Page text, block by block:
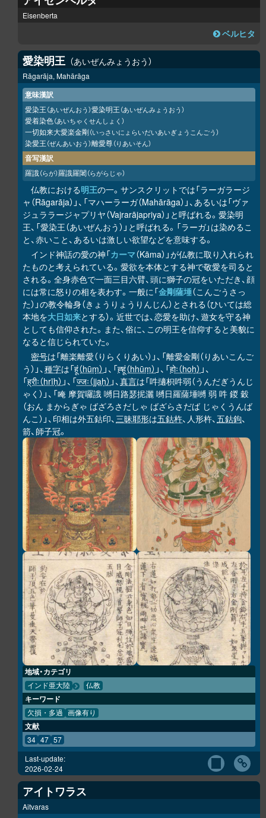
Eisenberta
ベルヒタ
愛染明王 あいぜんみょうおう
Rāgarāja, Mahārāga
意味漢訳
愛染王（あいぜんおう）愛染明王（あいぜんみょうおう）
愛着染色（あいちゃくせんしょく）
一切如来大愛楽金剛（いっさいにょらいだいあいぎょうこんごう）
染愛王（ぜんあいおう）離愛尊（りあいそん）
音写漢訳
羅誐（らが）羅誐羅闍（らがらじゃ）
仏教における明王の一。サンスクリットでは「ラーガラージ
ャ（Rāgarāja）」、「マハーラーガ（Mahārāga）」、あるいは「ヴァ
ジュララージャプリヤ（Vajrarājapriya）」と呼ばれる。愛染明
王、「愛染王（あいぜんおう）」と呼ばれる。「ラーガ」は染めるこ
と、赤いこと、あるいは激しい欲望などを意味する。
インド神話の愛の神「カーマ（Kāma）」が仏教に取り入れられ
たものと考えられている。愛欲を本体とする神で敬愛を司ると
される。全身赤色で一面三目六臂、頭に獅子の冠をいただき、顔
には常に怒りの相を表わす。一般に「金剛薩埵（こんごうさっ
た）」の教令輪身（きょうりょうりんじん）とされる（ひいては総
本地を大日如来とする）。近世では、恋愛を助け、遊女を守る神
としても信仰された。また、俗に、この明王を信仰すると美貌に
なると信じられていた。
密号は「離楽離愛（りらくりあい）」、「離愛金剛（りあいこんご
う）」、種字は「हूं（hūṃ） 」、「ह्हूं（hhūṃ） 」、「होः（hoḥ） 」、
「ह्रीः（hrīḥ） 」、「ज्जः（jjaḥ） 」、真言は「吽擿枳吽弱（うんだぎうんじ
ゃく）」、「唵 摩賀囉誐 嚩日路瑟抳灑 嚩日羅薩埵嚩 弱 吽 鍐 穀
（おん まからぎゃ ばざろさだしゃ ばざらさだば じゃくうんば
んこ）」、印相は外五鈷印、三昧耶形は五鈷杵、人形杵、五鈷鉤、
箭、師子冠。
地域・カテゴリ
インド亜大陸 仏教
キーワード
欠損・多過 画像有り
文献
34 47 57
Last-update:
2026-02-24
アイトワラス
Aitvaras